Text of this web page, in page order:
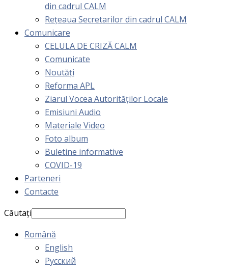
din cadrul CALM
Rețeaua Secretarilor din cadrul CALM
Comunicare
CELULA DE CRIZĂ CALM
Comunicate
Noutăți
Reforma APL
Ziarul Vocea Autorităților Locale
Emisiuni Audio
Materiale Video
Foto album
Buletine informative
COVID-19
Parteneri
Contacte
Căutați
Română
English
Русский